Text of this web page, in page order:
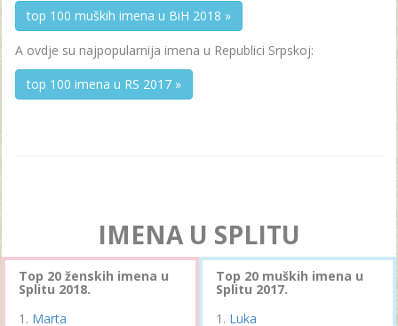
top 100 muških imena u BiH 2018 »
A ovdje su najpopularnija imena u Republici Srpskoj:
top 100 imena u RS 2017 »
IMENA U SPLITU
Top 20 ženskih imena u
Splitu 2018.
Marta
Top 20 muških imena u
Splitu 2017.
Luka